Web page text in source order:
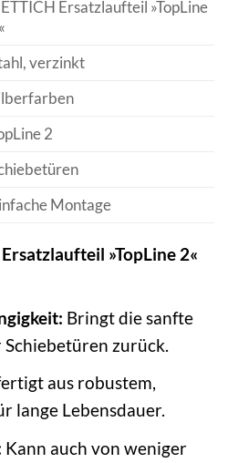
Ersatzlaufteil »TopLine
verzinkt
2
Montage
»TopLine 2«
Bringt die sanfte
zurück.
aus robustem,
lange Lebensdauer.
Kann auch von weniger